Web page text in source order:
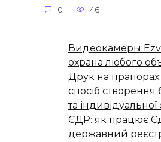
0 46
Видеокамеры
охрана любого
Друк на
спосіб створення
та
ЄДР: як працює
державний